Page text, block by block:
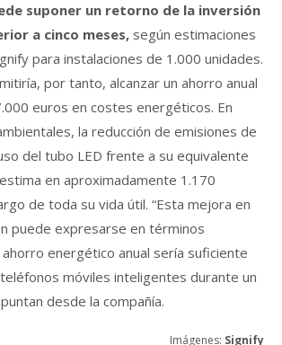
suponer un retorno de la inversión
a cinco meses, según estimaciones
para instalaciones de 1.000 unidades.
por tanto, alcanzar un ahorro anual
euros en costes energéticos. En
la reducción de emisiones de
del tubo LED frente a su equivalente
en aproximadamente 1.170
de toda su vida útil. “Esta mejora en
puede expresarse en términos
energético anual sería suficiente
móviles inteligentes durante un
desde la compañía.
Imágenes: Signify